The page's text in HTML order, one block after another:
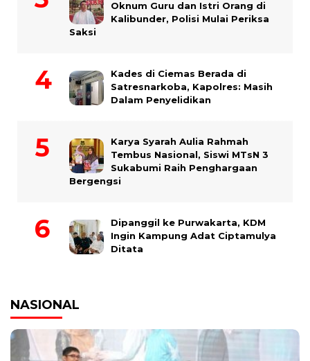
Oknum Guru dan Istri Orang di
Kalibunder, Polisi Mulai Periksa
Saksi
Kades di Ciemas Berada di
Satresnarkoba, Kapolres: Masih
Dalam Penyelidikan
Karya Syarah Aulia Rahmah
Tembus Nasional, Siswi MTsN 3
Sukabumi Raih Penghargaan
Bergengsi
Dipanggil ke Purwakarta, KDM
Ingin Kampung Adat Ciptamulya
Ditata
NASIONAL